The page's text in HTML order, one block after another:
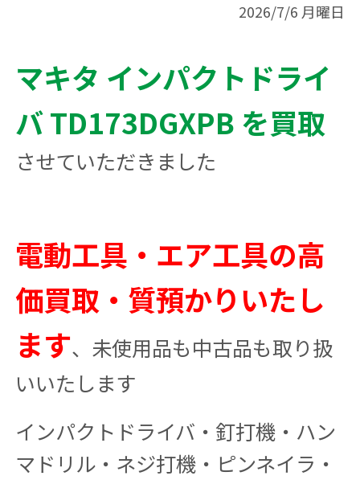
2026/7/6 月曜日
マキタ インパクトドライ
バ TD173DGXPB を買取
させていただきました
電動工具・エア工具の高
価買取・質預かりいたし
ます、未使用品も中古品も取り扱
いいたします
インパクトドライバ・釘打機・ハン
マドリル・ネジ打機・ピンネイラ・